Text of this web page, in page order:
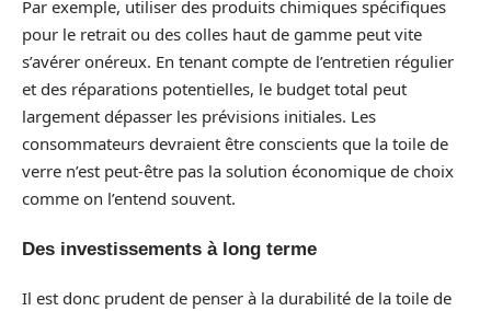
Par exemple, utiliser des produits chimiques spécifiques
pour le retrait ou des colles haut de gamme peut vite
s’avérer onéreux. En tenant compte de l’entretien régulier
et des réparations potentielles, le budget total peut
largement dépasser les prévisions initiales. Les
consommateurs devraient être conscients que la toile de
verre n’est peut-être pas la solution économique de choix
comme on l’entend souvent.
Des investissements à long terme
Il est donc prudent de penser à la durabilité de la toile de